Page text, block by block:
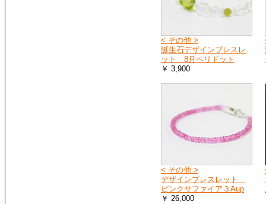
< その他 >
誕生石デザインブレスレ
ット 8月ペリドット
￥ 3,900
< その他 >
デザインブレスレット
ピンクサファイア３Aup
￥ 26,000